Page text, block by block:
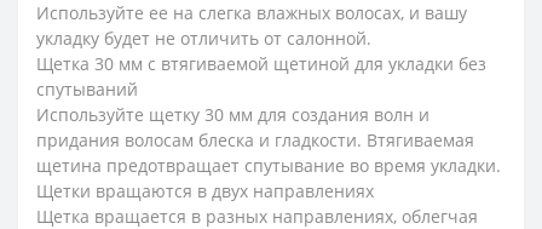
Используйте ее на слегка влажных волосах, и вашу
укладку будет не отличить от салонной.
Щетка 30 мм с втягиваемой щетиной для укладки без
спутываний
Используйте щетку 30 мм для создания волн и
придания волосам блеска и гладкости. Втягиваемая
щетина предотвращает спутывание во время укладки.
Щетки вращаются в двух направлениях
Щетка вращается в разных направлениях, облегчая